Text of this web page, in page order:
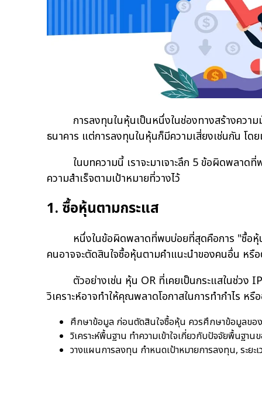
การลงทุนในหุ้นเป็นหนึ่งในช่องทางสร้างความมั่
ธนาคาร แต่การลงทุนในหุ้นก็มีความเสี่ยงเช่นกัน โด
ในบทความนี้ เราจะมาเจาะลึก 5 ข้อผิดพลาดที่
ความสำเร็จตามเป้าหมายที่วางไว้
1. ซื้อหุ้นตามกระแส
หนึ่งในข้อผิดพลาดที่พบบ่อยที่สุดคือการ "ซื้อหุ้นตา
คนอาจจะตัดสินใจซื้อหุ้นตามคำแนะนำของคนอื่น หรื
ตัวอย่างเช่น หุ้น OR ที่เคยเป็นกระแสในช่วง
วิเคราะห์อาจทำให้คุณพลาดโอกาสในการทำกำไร
ศึกษาข้อมูล ก่อนตัดสินใจซื้อหุ้น ควรศึกษาข้อมูลขอ
วิเคราะห์พื้นฐาน ทำความเข้าใจเกี่ยวกับปัจจัยพื้นฐา
วางแผนการลงทุน กำหนดเป้าหมายการลงทุน, ระยะ